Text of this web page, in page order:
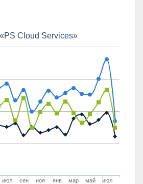
Cloud Services»
июл
сен
ноя
янв
мар
май
июл